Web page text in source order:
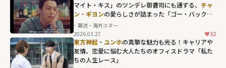
チャン・ギヨン
の愛らしさが詰
まった「ゴー・
マイト・キス」のツンデレ御曹司にも通ずる、 チャ
ン・ギヨンの愛らしさが詰まった「ゴー・バック夫
婦」
韓流・海外スター
2026.03.27
32
東方神起・ユンホの真摯な魅力も光る！キャリアや
友情、恋愛に悩む大人たちのオフィスドラマ「私た
ちの人生レース」